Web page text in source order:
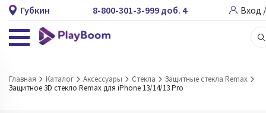
Губкин 8-800-301-3-999 доб. 4 Вход
Главная Каталог Аксессуары Стекла
Защитные стекла Remax
Защитное 3D стекло Remax для iPhone 13/14/13 Pro